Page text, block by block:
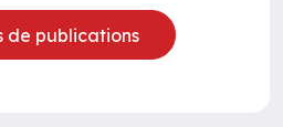
de publications